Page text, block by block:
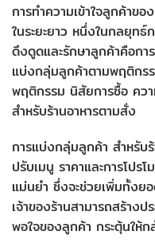
การทำความเข้าใจลูกค้าข
ในระยะยาว หนึ่งในกลยุท
ดึงดูดและรักษาลูกค้าคือก
แบ่งกลุ่มลูกค้าตามพฤติกร
พฤติกรรม นิสัยการซื้อ คว
สำหรับร้านอาหารตามสั่ง
การแบ่งกลุ่มลูกค้า สำหรับ
ปรับเมนู ราคาและการโปร
แม่นยำ ซึ่งจะช่วยเพิ่มทั้งย
เจ้าของร้านสามารถสร้าง
พอใจของลูกค้า กระตุ้นให้ก